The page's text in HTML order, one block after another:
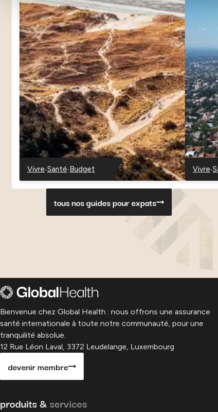
Vivre
-
Danemark
-Santé
-
Danemark
-Budget
-
Danemark
Vivre
-
--
tous nos guides pour expats
Bienvenue chez Global Health : nous offrons une assurance
santé internationale à toute notre communauté, pour une
tranquilité absolue.
12 Rue Léon Laval, 3372 Leudelange, Luxembourg
devenir membre
produits & services